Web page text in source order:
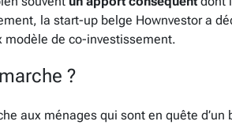
la start-up belge Hownvestor a
modèle de co-investissement.
?
aux ménages qui sont en quête d’un